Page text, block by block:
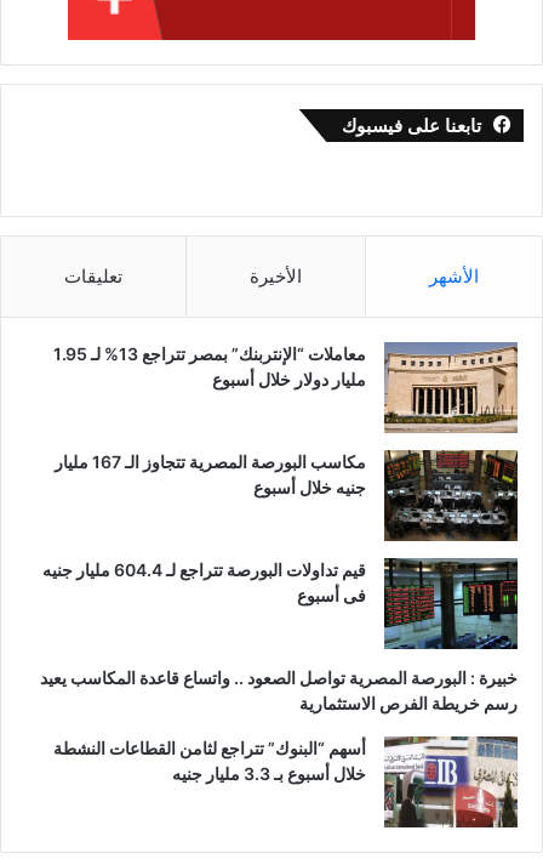
تابعنا على فيسبوك
الأشهر الأخيرة تعليقات
معاملات “الإنتربنك” بمصر تتراجع 13% لـ 1.95
مليار دولار خلال أسبوع
مكاسب البورصة المصرية تتجاوز الـ 167 مليار
جنيه خلال أسبوع
قيم تداولات البورصة تتراجع لـ 604.4 مليار جنيه
فى أسبوع
خبيرة : البورصة المصرية تواصل الصعود .. واتساع قاعدة المكاسب يعيد
رسم خريطة الفرص الاستثمارية
أسهم “البنوك” تتراجع لثامن القطاعات النشطة
خلال أسبوع بـ 3.3 مليار جنيه